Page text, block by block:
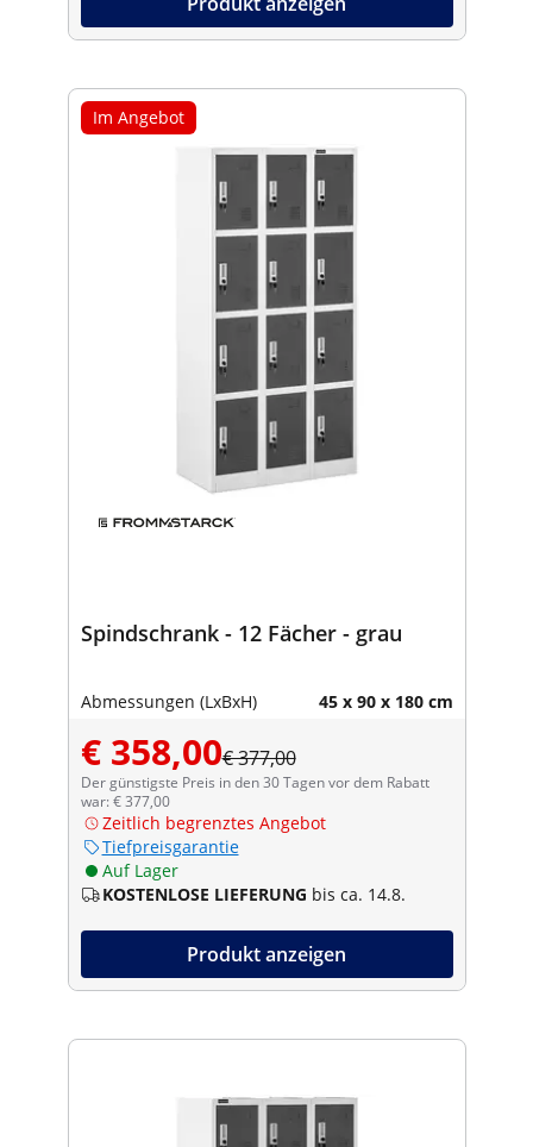
Im Angebot
Spindschrank - 12 Fächer - grau
Abmessungen (LxBxH) 45 x 90 x 180 cm
€ 358,00€ 377,00
Der günstigste Preis in den 30 Tagen vor dem Rabatt
war: € 377,00
Zeitlich begrenztes Angebot
Tiefpreisgarantie
Auf Lager
KOSTENLOSE LIEFERUNG bis ca. 14.8.
Produkt anzeigen